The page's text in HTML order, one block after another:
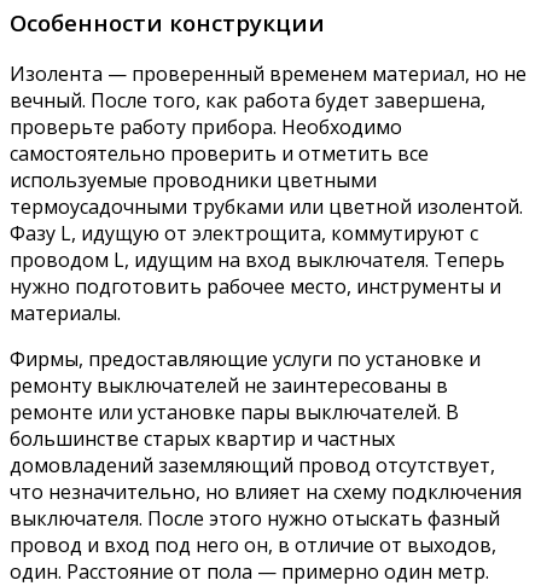
Особенности конструкции
Изолента — проверенный временем материал, но не
вечный. После того, как работа будет завершена,
проверьте работу прибора. Необходимо
самостоятельно проверить и отметить все
используемые проводники цветными
термоусадочными трубками или цветной изолентой.
Фазу L, идущую от электрощита, коммутируют с
проводом L, идущим на вход выключателя. Теперь
нужно подготовить рабочее место, инструменты и
материалы.
Фирмы, предоставляющие услуги по установке и
ремонту выключателей не заинтересованы в
ремонте или установке пары выключателей. В
большинстве старых квартир и частных
домовладений заземляющий провод отсутствует,
что незначительно, но влияет на схему подключения
выключателя. После этого нужно отыскать фазный
провод и вход под него он, в отличие от выходов,
один. Расстояние от пола — примерно один метр.